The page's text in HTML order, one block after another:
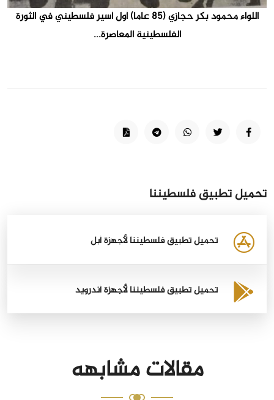
اللواء محمود بكر حجازي (85 عاما) أول أسير فلسطيني في الثورة
الفلسطينية المعاصرة...
تحميل تطبيق فلسطيننا
تحميل تطبيق فلسطيننا لأجهزة أبل
تحميل تطبيق فلسطيننا لأجهزة أندرويد
مقالات مشابهه